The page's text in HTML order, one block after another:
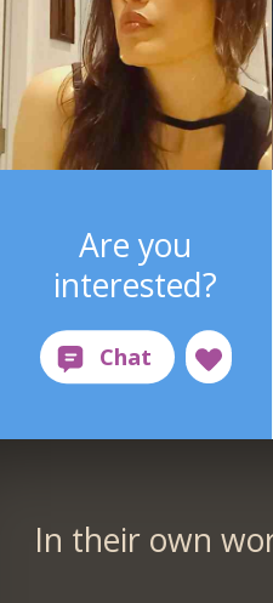
Are you
interested?
In their own